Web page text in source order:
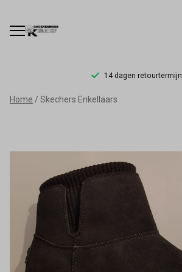
14 dagen retourtermijn
Skechers
Schoenmode
Kerkhof
Home Skechers Enkellaars